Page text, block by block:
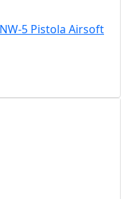
5 Pistola Airsoft